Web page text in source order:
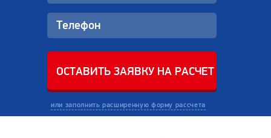
или заполнить расширенную форму рассчета